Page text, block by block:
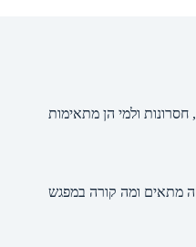
חסרונות ולמי הן מתאימות
זה מתאים ומה קורה במפגש